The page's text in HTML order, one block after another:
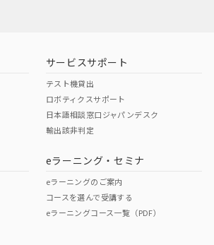
O
サービスサポート
テスト機貸出
ロボティクスサポート
日本語相談窓口ジャパンデスク
輸出該非判定
eラーニング・セミナ
eラーニングのご案内
コースを選んで受講する
eラーニングコース一覧（PDF）